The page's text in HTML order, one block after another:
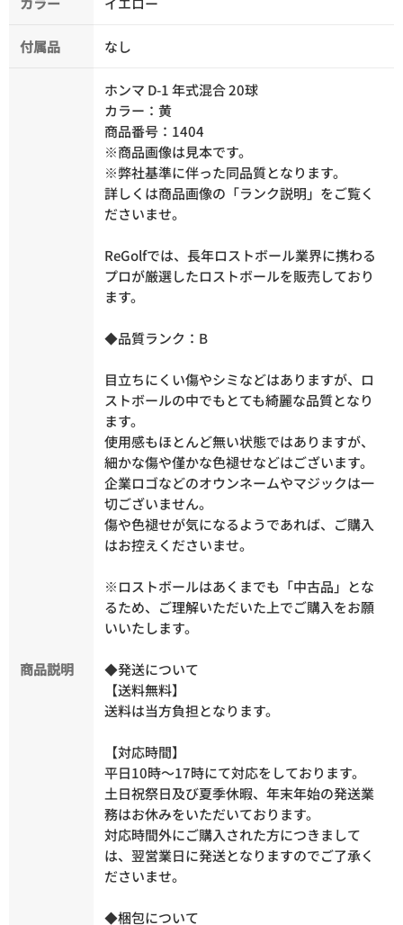
付属品 なし
商品説明
ホンマ D-1 年式混合 20球
カラー：黄
商品番号：1404
※商品画像は見本です。
※弊社基準に伴った同品質となります。
詳しくは商品画像の「ランク説明」をご覧く
ださいませ。
ReGolfでは、長年ロストボール業界に携わる
プロが厳選したロストボールを販売しており
ます。
◆品質ランク：B
目立ちにくい傷やシミなどはありますが、ロ
ストボールの中でもとても綺麗な品質となり
ます。
使用感もほとんど無い状態ではありますが、
細かな傷や僅かな色褪せなどはございます。
企業ロゴなどのオウンネームやマジックは一
切ございません。
傷や色褪せが気になるようであれば、ご購入
はお控えくださいませ。
※ロストボールはあくまでも「中古品」とな
るため、ご理解いただいた上でご購入をお願
いいたします。
◆発送について
【送料無料】
送料は当方負担となります。
【対応時間】
平日10時～17時にて対応をしております。
土日祝祭日及び夏季休暇、年末年始の発送業
務はお休みをいただいております。
対応時間外にご購入された方につきまして
は、翌営業日に発送となりますのでご了承く
ださいませ。
◆梱包について